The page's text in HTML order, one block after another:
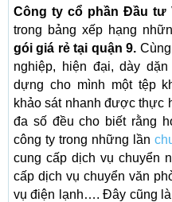
Công ty cổ phần Đầu tư
trong bảng xếp hạng
gói giá rẻ tại quận 9.
nghiệp, hiện đại, dày
dựng cho mình một tệp
khảo sát nhanh được thực
đa số đều cho biết rằng
công ty trong những lần
cung cấp dịch vụ chuyển
cấp dịch vụ chuyển văn
vụ điện lạnh…. Đây cũng